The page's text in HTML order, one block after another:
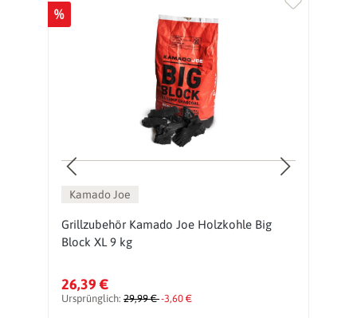
%
Kamado Joe
Grillzubehör Kamado Joe Holzkohle Big
Block XL 9 kg
26,39 €
Ursprünglich: 29,99 €-3,60 €